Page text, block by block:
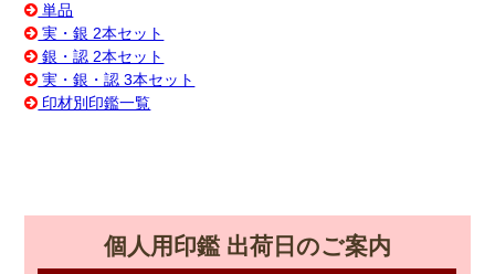
単品
実・銀 2本セット
銀・認 2本セット
実・銀・認 3本セット
印材別印鑑一覧
個人用印鑑 出荷日のご案内